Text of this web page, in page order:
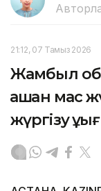
21:12, 07 Тамыз 2026
Жамбыл
қашқан мас
жүргізу